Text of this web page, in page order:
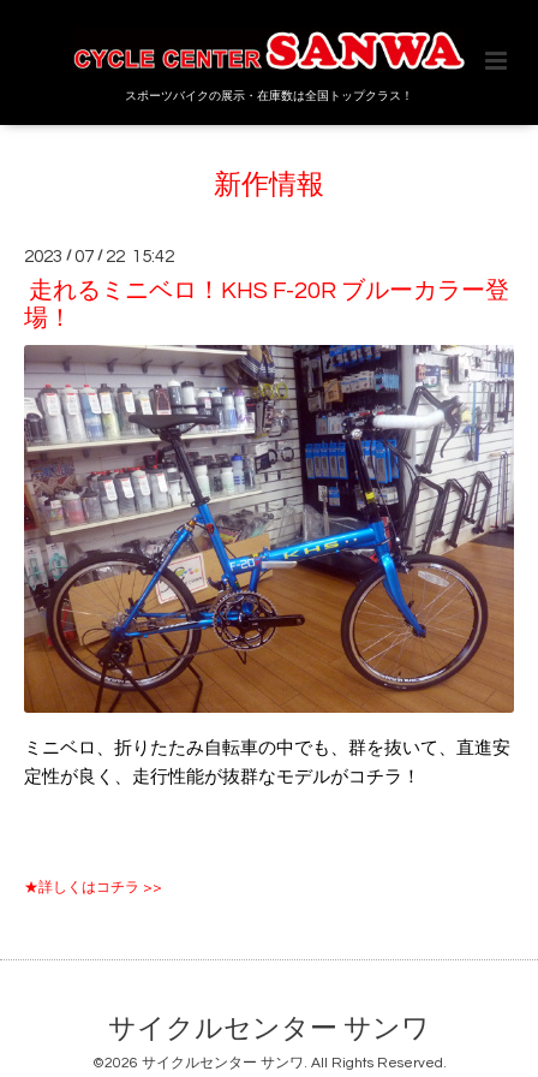
スポーツバイクの展示・在庫数は全国トップクラス！
新作情報
2023 /07 / 22 15:42
走れるミニベロ！KHS F-20R ブルーカラー登
場！
ミニベロ、折りたたみ自転車の中でも、群を抜いて、直進安
定性が良く、走行性能が抜群なモデルがコチラ！
★詳しくはコチラ >>
サイクルセンター サンワ
©2026 サイクルセンター サンワ. All Rights Reserved.